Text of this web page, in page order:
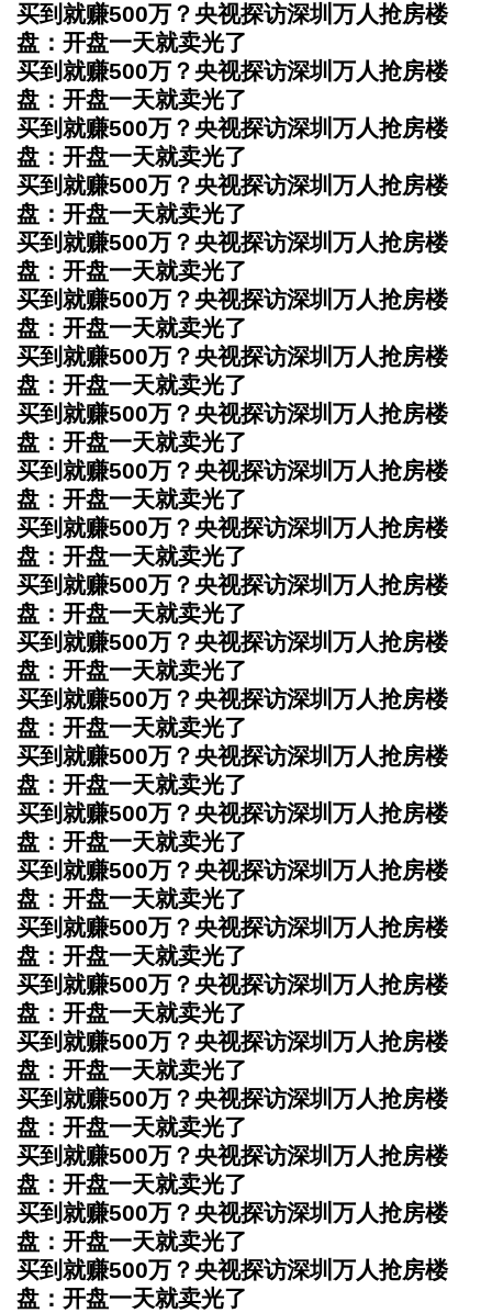
买到就赚500万？央视探访深圳万人抢房楼
盘：开盘一天就卖光了
买到就赚500万？央视探访深圳万人抢房楼
盘：开盘一天就卖光了
买到就赚500万？央视探访深圳万人抢房楼
盘：开盘一天就卖光了
买到就赚500万？央视探访深圳万人抢房楼
盘：开盘一天就卖光了
买到就赚500万？央视探访深圳万人抢房楼
盘：开盘一天就卖光了
买到就赚500万？央视探访深圳万人抢房楼
盘：开盘一天就卖光了
买到就赚500万？央视探访深圳万人抢房楼
盘：开盘一天就卖光了
买到就赚500万？央视探访深圳万人抢房楼
盘：开盘一天就卖光了
买到就赚500万？央视探访深圳万人抢房楼
盘：开盘一天就卖光了
买到就赚500万？央视探访深圳万人抢房楼
盘：开盘一天就卖光了
买到就赚500万？央视探访深圳万人抢房楼
盘：开盘一天就卖光了
买到就赚500万？央视探访深圳万人抢房楼
盘：开盘一天就卖光了
买到就赚500万？央视探访深圳万人抢房楼
盘：开盘一天就卖光了
买到就赚500万？央视探访深圳万人抢房楼
盘：开盘一天就卖光了
买到就赚500万？央视探访深圳万人抢房楼
盘：开盘一天就卖光了
买到就赚500万？央视探访深圳万人抢房楼
盘：开盘一天就卖光了
买到就赚500万？央视探访深圳万人抢房楼
盘：开盘一天就卖光了
买到就赚500万？央视探访深圳万人抢房楼
盘：开盘一天就卖光了
买到就赚500万？央视探访深圳万人抢房楼
盘：开盘一天就卖光了
买到就赚500万？央视探访深圳万人抢房楼
盘：开盘一天就卖光了
买到就赚500万？央视探访深圳万人抢房楼
盘：开盘一天就卖光了
买到就赚500万？央视探访深圳万人抢房楼
盘：开盘一天就卖光了
买到就赚500万？央视探访深圳万人抢房楼
盘：开盘一天就卖光了